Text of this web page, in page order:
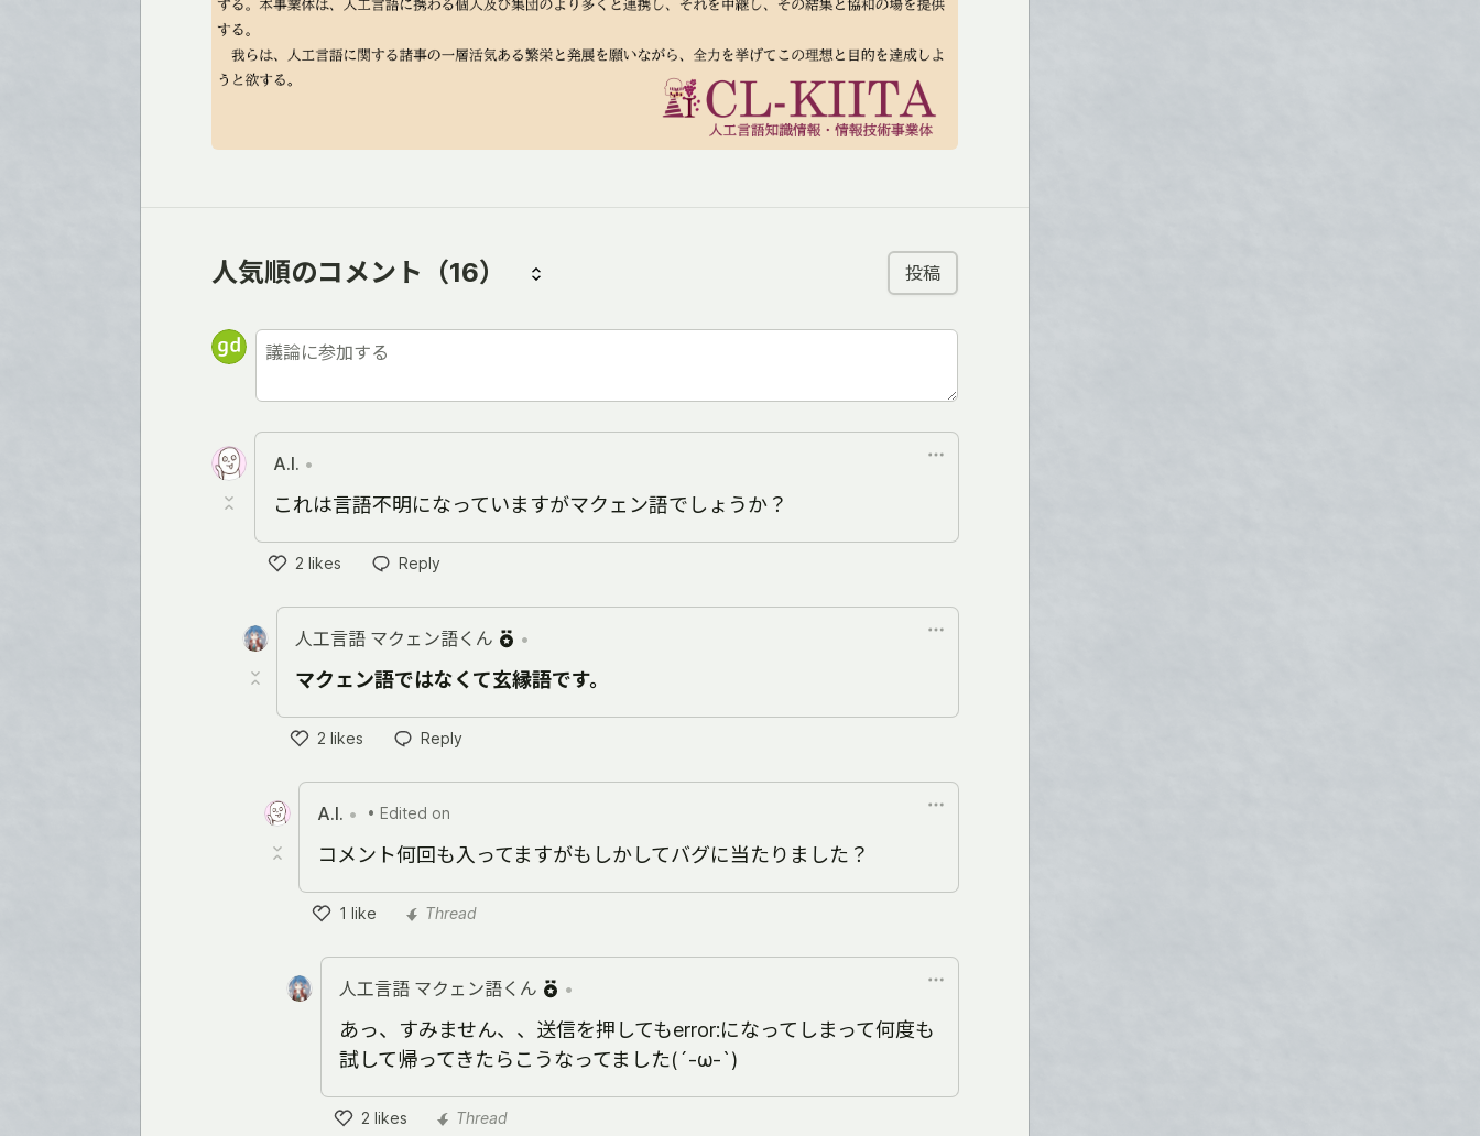
人気順のコメント （16） 投稿
A.I. •
これは言語不明になっていますがマクェン語でしょうか？
2 likes
Reply
人工言語 マクェン語くん •
マクェン語ではなくて玄縁語です。
2 likes
Reply
A.I. • • Edited on
コメント何回も入ってますがもしかしてバグに当たりました？
1 like
Thread
人工言語 マクェン語くん •
あっ、すみません、、送信を押してもerror:になってしまって何度も
試して帰ってきたらこうなってました(´-ω-`)
2 likes
Thread